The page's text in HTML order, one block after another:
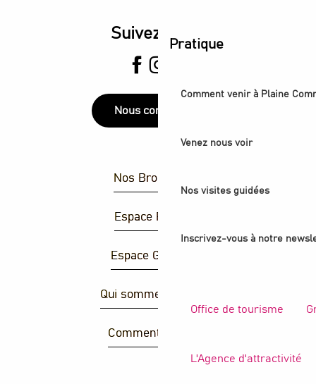
Pratique
Comment venir à Plaine
Venez nous voir
Nos visites guidées
Inscrivez-vous à notre
Office de tourisme
L'Agence d'attractivité
Suivez-nous
Nous contacter
Nos Brochures
Espace Presse
Espace Groupes
Qui sommes-nous ?
Comment venir ?